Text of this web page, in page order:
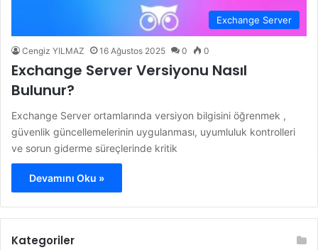
Exchange Server
Cengiz YILMAZ 16 Ağustos 2025 0 0
Exchange Server Versiyonu Nasıl
Bulunur?
Exchange Server ortamlarında versiyon bilgisini öğrenmek ,
güvenlik güncellemelerinin uygulanması, uyumluluk kontrolleri
ve sorun giderme süreçlerinde kritik
Devamını Oku »
Kategoriler